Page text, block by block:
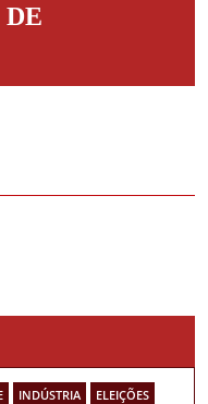
INDÚSTRIA
ELEIÇÕES